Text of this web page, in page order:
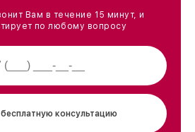
Вам в течение 15 минут, и
по любому вопросу
консультацию